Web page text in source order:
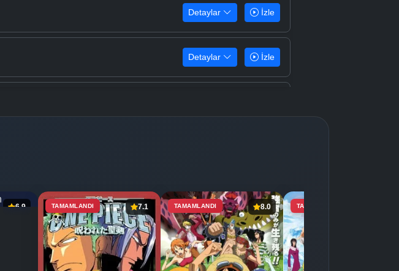
Detaylar İzle
Detaylar İzle
Detaylar İzle
Detaylar İzle
6.9 TAMAMLANDI 7.1 TAMAMLANDI 8.0 TAMAMLANDI